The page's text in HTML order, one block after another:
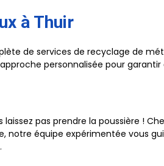
à Thuir
de services de recyclage de
personnalisée pour
pas prendre la poussière !
notre équipe expérimentée vous